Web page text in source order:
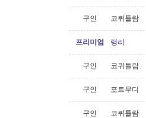
구인 코퀴틀람
프리미엄 랭리
구인 코퀴틀람
구인 포트무디
구인 코퀴틀람